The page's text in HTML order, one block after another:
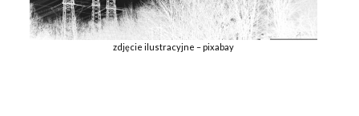
zdjęcie ilustracyjne – pixabay